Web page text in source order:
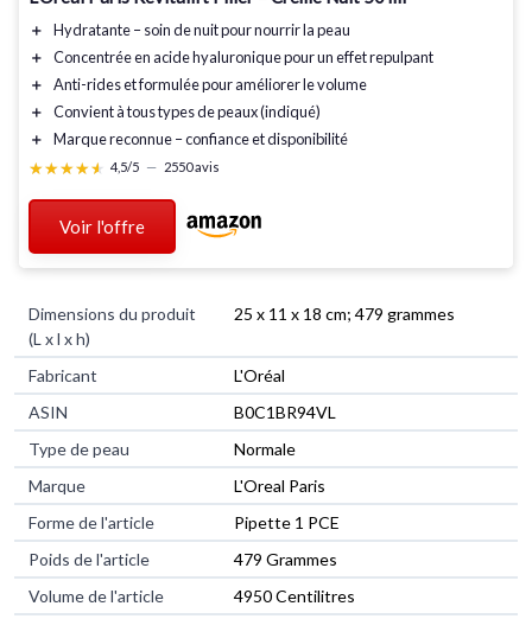
＋ Hydratante– soin de nuit pour nourrir la peau
＋
Concentrée en acide hyaluroniquepour un effet repulpant
＋
Anti-rideset formulée pour améliorer le volume
＋
Convient à tous types de peaux(indiqué)
＋
Marque reconnue– confiance et disponibilité
★★★★★
★★★★★ 4,5/5 — 2550 avis
Voir l'offre
Dimensions du produit
(L x l x h)
25 x 11 x 18 cm; 479 grammes
Fabricant
L'Oréal
ASIN
B0C1BR94VL
Type de peau
Normale
Marque
L'Oreal Paris
Forme de l'article
Pipette 1 PCE
Poids de l'article
479 Grammes
Volume de l'article
4950 Centilitres